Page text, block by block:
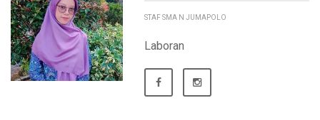
STAF SMA N JUMAPOLO
Laboran